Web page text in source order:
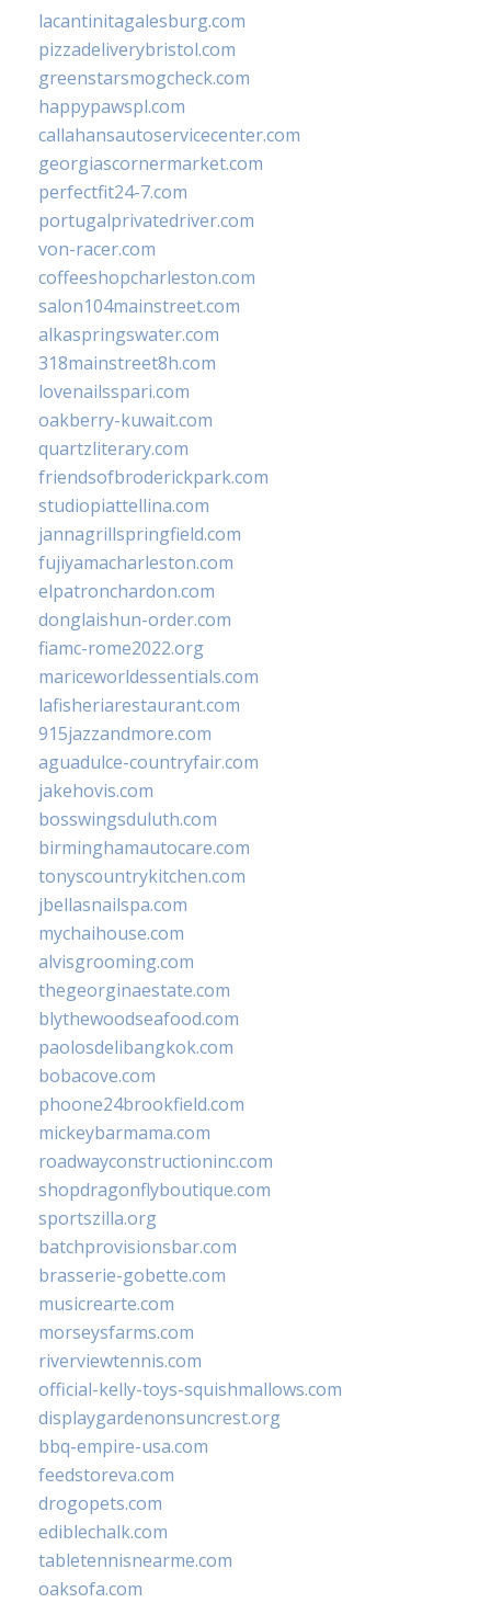
lacantinitagalesburg.com
pizzadeliverybristol.com
greenstarsmogcheck.com
happypawspl.com
callahansautoservicecenter.com
georgiascornermarket.com
perfectfit24-7.com
portugalprivatedriver.com
von-racer.com
coffeeshopcharleston.com
salon104mainstreet.com
alkaspringswater.com
318mainstreet8h.com
lovenailsspari.com
oakberry-kuwait.com
quartzliterary.com
friendsofbroderickpark.com
studiopiattellina.com
jannagrillspringfield.com
fujiyamacharleston.com
elpatronchardon.com
donglaishun-order.com
fiamc-rome2022.org
mariceworldessentials.com
lafisheriarestaurant.com
915jazzandmore.com
aguadulce-countryfair.com
jakehovis.com
bosswingsduluth.com
birminghamautocare.com
tonyscountrykitchen.com
jbellasnailspa.com
mychaihouse.com
alvisgrooming.com
thegeorginaestate.com
blythewoodseafood.com
paolosdelibangkok.com
bobacove.com
phoone24brookfield.com
mickeybarmama.com
roadwayconstructioninc.com
shopdragonflyboutique.com
sportszilla.org
batchprovisionsbar.com
brasserie-gobette.com
musicrearte.com
morseysfarms.com
riverviewtennis.com
official-kelly-toys-squishmallows.com
displaygardenonsuncrest.org
bbq-empire-usa.com
feedstoreva.com
drogopets.com
ediblechalk.com
tabletennisnearme.com
oaksofa.com